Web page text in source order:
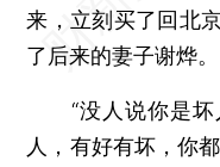
来，立刻买了回北
了后来的妻子谢烨。
“没人说你是坏
人，有好有坏，你